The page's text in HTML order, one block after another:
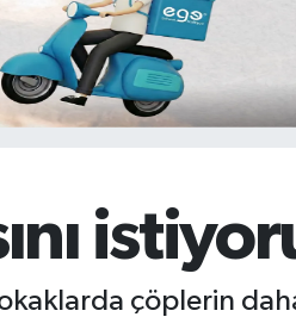
çöplerin